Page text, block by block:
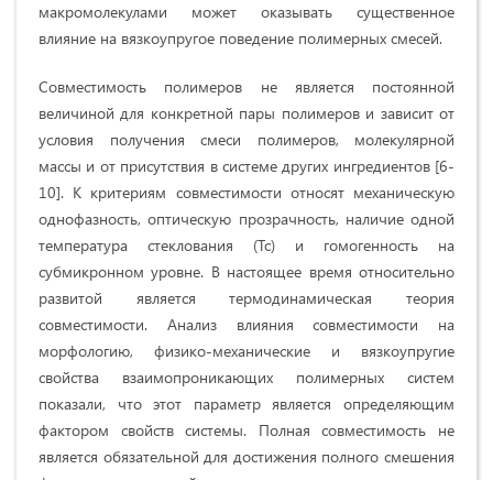
макромолекулами может оказывать существенное
влияние на вязкоупругое поведение полимерных смесей.
Совместимость полимеров не является постоянной
величиной для конкретной пары полимеров и зависит от
условия получения смеси полимеров, молекулярной
массы и от присутствия в системе других ингредиентов [6-
10]. К критериям совместимости относят механическую
однофазность, оптическую прозрачность, наличие одной
температура стеклования (Тс) и гомогенность на
субмикронном уровне. В настоящее время относительно
развитой является термодинамическая теория
совместимости. Анализ влияния совместимости на
морфологию, физико-механические и вязкоупругие
свойства взаимопроникающих полимерных систем
показали, что этот параметр является определяющим
фактором свойств системы. Полная совместимость не
является обязательной для достижения полного смешения